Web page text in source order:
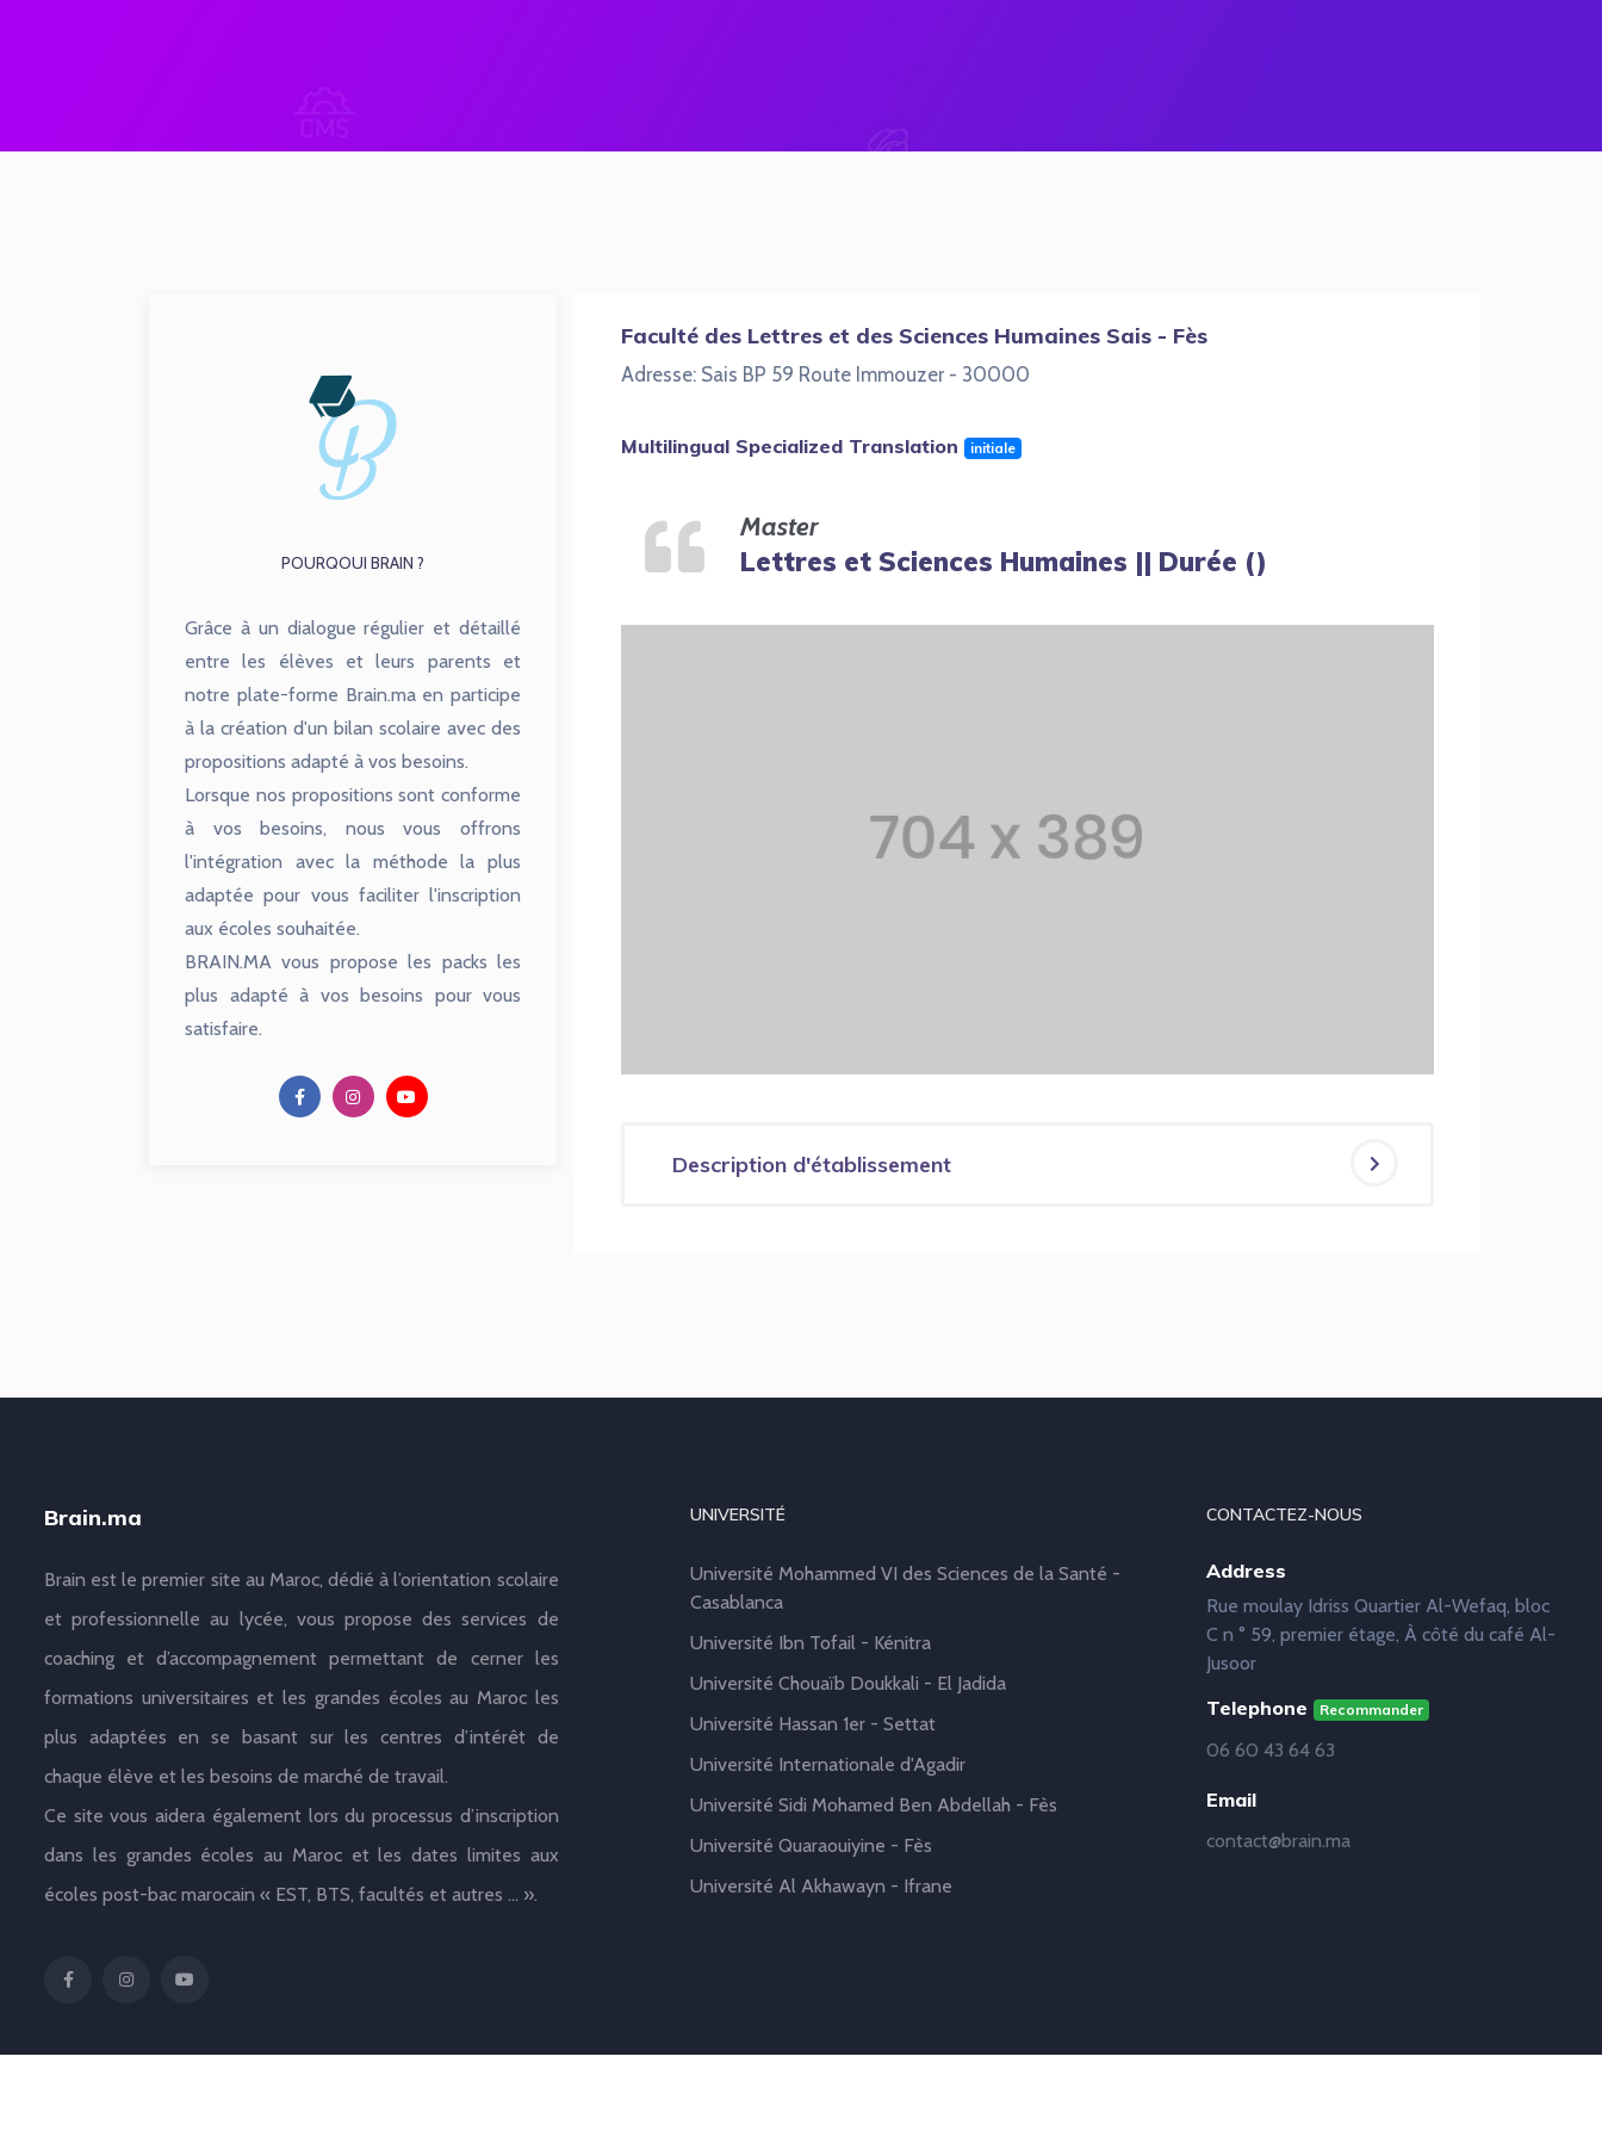
POURQOUI BRAIN ?
Grâce à un dialogue régulier et détaillé
entre les élèves et leurs parents et
notre plate-forme Brain.ma en participe
à la création d'un bilan scolaire avec des
propositions adapté à vos besoins.
Lorsque nos propositions sont conforme
à vos besoins, nous vous offrons
l'intégration avec la méthode la plus
adaptée pour vous faciliter l'inscription
aux écoles souhaitée.
BRAIN.MA vous propose les packs les
plus adapté à vos besoins pour vous
satisfaire.
Faculté des Lettres et des Sciences Humaines Sais - Fès
Adresse: Sais BP 59 Route Immouzer - 30000
Multilingual Specialized Translation initiale
Master
Lettres et Sciences Humaines || Durée ()
Description d'établissement
Brain.ma
Brain est le premier site au Maroc, dédié à l’orientation scolaire
et professionnelle au lycée, vous propose des services de
coaching et d’accompagnement permettant de cerner les
formations universitaires et les grandes écoles au Maroc les
plus adaptées en se basant sur les centres d’intérêt de
chaque élève et les besoins de marché de travail.
Ce site vous aidera également lors du processus d’inscription
dans les grandes écoles au Maroc et les dates limites aux
écoles post-bac marocain « EST, BTS, facultés et autres … ».
UNIVERSITÉ
Université Mohammed VI des Sciences de la Santé -
Casablanca
Université Ibn Tofail - Kénitra
Université Chouaïb Doukkali - El Jadida
Université Hassan 1er - Settat
Université Internationale d'Agadir
Université Sidi Mohamed Ben Abdellah - Fès
Université Quaraouiyine - Fès
Université Al Akhawayn - Ifrane
CONTACTEZ-NOUS
Address
Rue moulay Idriss Quartier Al-Wefaq, bloc
C n ° 59, premier étage, À côté du café Al-
Jusoor
Telephone Recommander
06 60 43 64 63
Email
contact@brain.ma